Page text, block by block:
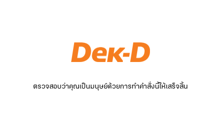
ตรวจสอบว่าคุณเป็นมนุษย์ด้วยการทำคำสั่งนี้ให้เสร็จสิ้น